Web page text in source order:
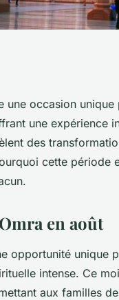
une
une occasion
une expérience
des
cette période
en août
opportunité unique
intense. Ce
aux familles